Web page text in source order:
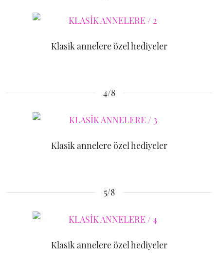
Klasik annelere özel hediyeler
4/8
Klasik annelere özel hediyeler
5/8
Klasik annelere özel hediyeler